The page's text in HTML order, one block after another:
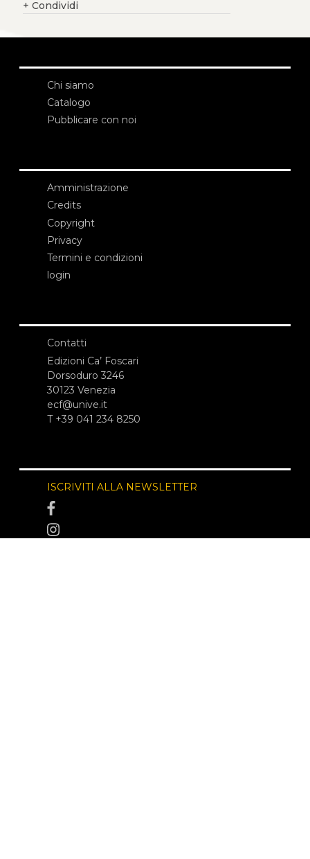
+ Condividi
Chi siamo
Catalogo
Pubblicare con noi
Amministrazione
Credits
Copyright
Privacy
Termini e condizioni
login
Contatti
Edizioni Ca’ Foscari
Dorsoduro 3246
30123 Venezia
ecf@unive.it
T +39 041 234 8250
ISCRIVITI ALLA NEWSLETTER